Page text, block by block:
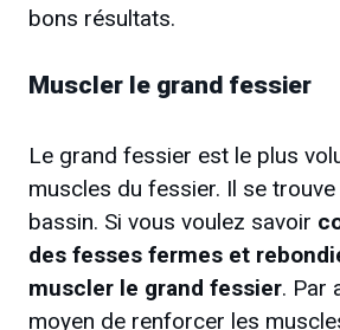
bons résultats.
Muscler le grand fessier
Le grand fessier est le plus
muscles du fessier. Il se trouve
bassin. Si vous voulez savoir
des fesses fermes et
muscler le grand fessier. Par
moyen de renforcer les